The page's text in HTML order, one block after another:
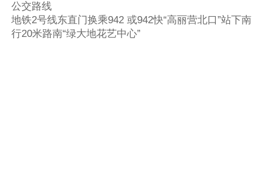
公交路线
地铁2号线东直门换乘942 或942快“高丽营北口”站下南
行20米路南“绿大地花艺中心”